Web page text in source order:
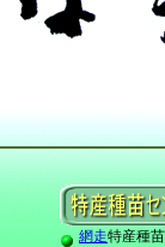
網走特産種